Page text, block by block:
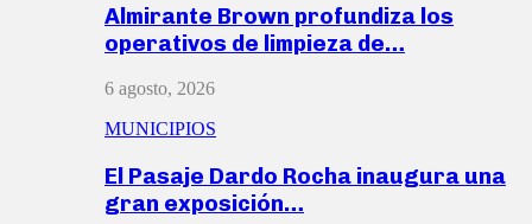
Almirante Brown profundiza los
operativos de limpieza de…
6 agosto, 2026
MUNICIPIOS
El Pasaje Dardo Rocha inaugura una
gran exposición…